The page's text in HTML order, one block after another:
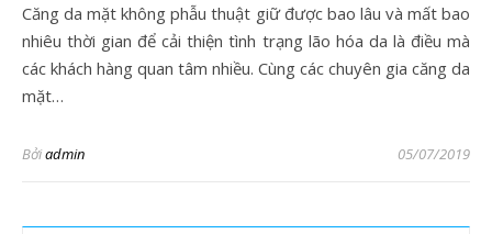
Căng da mặt không phẫu thuật giữ được bao lâu và mất bao
nhiêu thời gian để cải thiện tình trạng lão hóa da là điều mà
các khách hàng quan tâm nhiều. Cùng các chuyên gia căng da
mặt…
Bởiadmin 05/07/2019